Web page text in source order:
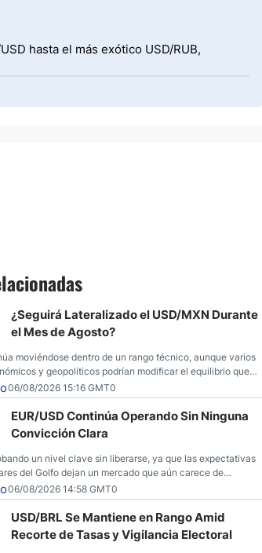
hasta el más exótico USD/RUB,
¿Seguirá Lateralizado el USD/MXN Durante
el Mes de Agosto?
moviéndose dentro de un rango técnico, aunque varios
y geopolíticos podrían modificar el equilibrio que
en las últimas semanas.
06/08/2026 15:16 GMT0
EUR/USD Continúa Operando Sin Ninguna
Convicción Clara
un nivel clave sin liberarse, ya que las expectativas
del Golfo dejan un mercado que aún carece de
06/08/2026 14:58 GMT0
USD/BRL Se Mantiene en Rango Amid
Recorte de Tasas y Vigilancia Electoral